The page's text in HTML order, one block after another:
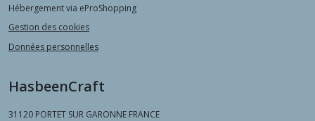
Hébergement via eProShopping
Gestion des cookies
Données personnelles
HasbeenCraft
31120 PORTET SUR GARONNE FRANCE